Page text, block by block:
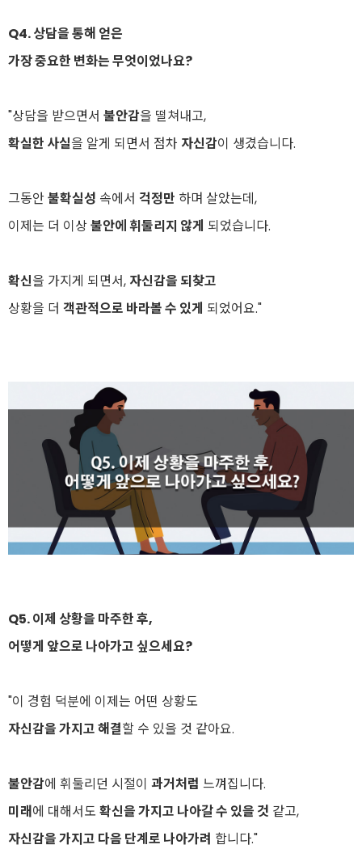
Q4. 상담을 통해 얻은
가장 중요한 변화는 무엇이었나요?
"상담을 받으면서 불안감을 떨쳐내고,
확실한 사실을 알게 되면서 점차 자신감이 생겼습니다.
그동안불확실성 속에서 걱정만 하며 살았는데,
이제는 더 이상불안에 휘둘리지 않게 되었습니다.
확신을 가지게 되면서, 자신감을 되찾고
상황을 더 객관적으로 바라볼 수 있게 되었어요."
Q5. 이제 상황을 마주한 후,
어떻게 앞으로 나아가고 싶으세요?
"이 경험 덕분에 이제는 어떤 상황도
자신감을 가지고 해결할 수 있을 것 같아요.
불안감에 휘둘리던 시절이 과거처럼 느껴집니다.
미래에 대해서도 확신을 가지고 나아갈 수 있을 것 같고,
자신감을 가지고 다음 단계로 나아가려 합니다."